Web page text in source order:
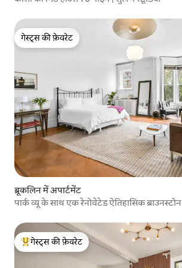
गेस्ट्स की फ़ेवरेट
गेस्ट्स की फ़ेवरेट
ब्रूकलिन में अपार्टमेंट
पार्क व्यू के साथ एक रेनोवेटेड ऐतिहासिक ब्राउनस्टोन
गेस्ट्स का टॉप फ़ेवरेट
गेस्ट्स की फ़ेवरेट